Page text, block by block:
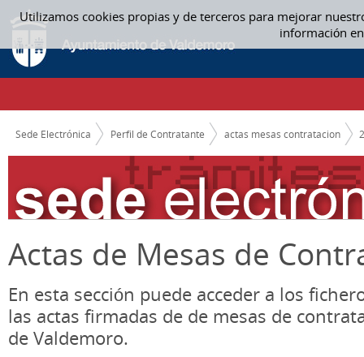
Utilizamos cookies propias y de terceros para mejorar
información
Saltar al contenido
SEPTIEMBRE - ACTAS MESAS CONTRATACION
CAMINO DE MIGAS
Sede Electrónica Perfil de Contratante actas mesas contratacion
Actas de Mesas de
En esta sección puede acceder a los
las actas firmadas de de mesas de
de Valdemoro.